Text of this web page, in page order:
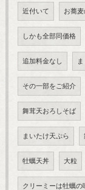
近付いて お蕎
しかも全部同価格
追加料金なし
その一部をご紹介
舞茸天おろしそば
まいたけ天ぷら
牡蠣天丼 大粒
クリーミーは牡蠣の